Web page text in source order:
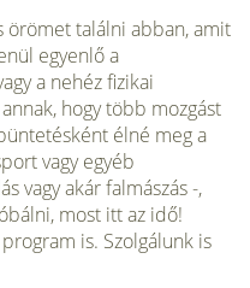
örömet találni abban, amit
egyenlő a
a nehéz fizikai
hogy több mozgást
élné meg a
vagy egyéb
vagy akár falmászás -,
most itt az idő!
is. Szolgálunk is